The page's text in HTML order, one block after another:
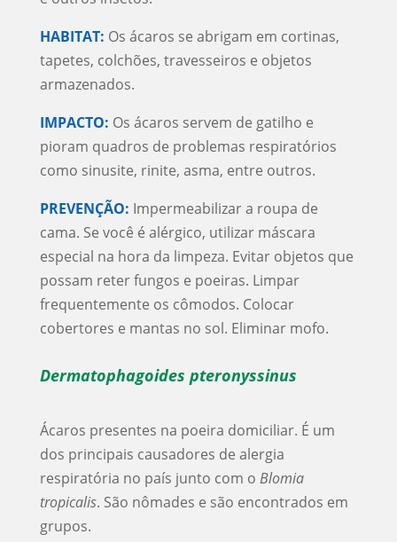
HABITAT: Os ácaros se abrigam em cortinas,
tapetes, colchões, travesseiros e objetos
armazenados.
IMPACTO: Os ácaros servem de gatilho e
pioram quadros de problemas respiratórios
como sinusite, rinite, asma, entre outros.
PREVENÇÃO: Impermeabilizar a roupa de
cama. Se você é alérgico, utilizar máscara
especial na hora da limpeza. Evitar objetos que
possam reter fungos e poeiras. Limpar
frequentemente os cômodos. Colocar
cobertores e mantas no sol. Eliminar mofo.
Dermatophagoides pteronyssinus
Ácaros presentes na poeira domiciliar. É um
dos principais causadores de alergia
respiratória no país junto com o Blomia
tropicalis. São nômades e são encontrados em
grupos.